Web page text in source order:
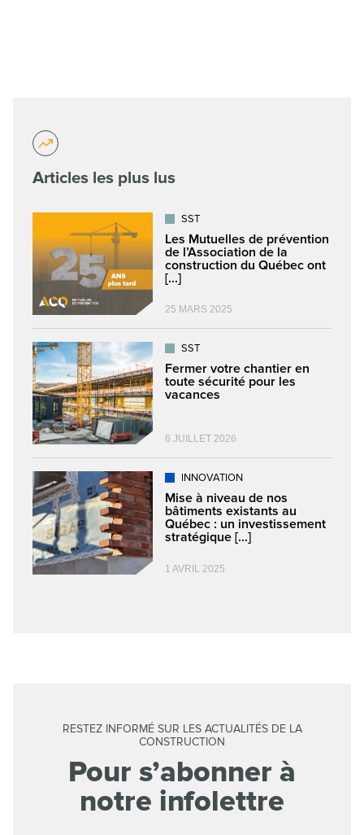
Articles les plus lus
SST
Les Mutuelles de prévention
de l’Association de la
construction du Québec ont
[...]
25 MARS 2025
SST
Fermer votre chantier en
toute sécurité pour les
vacances
6 JUILLET 2026
INNOVATION
Mise à niveau de nos
bâtiments existants au
Québec : un investissement
stratégique [...]
1 AVRIL 2025
RESTEZ INFORMÉ SUR LES ACTUALITÉS DE LA
CONSTRUCTION
Pour s’abonner à
notre infolettre